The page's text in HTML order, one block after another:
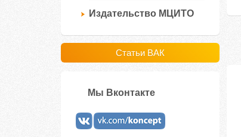
Издательство МЦИТО
Статьи ВАК
Мы Вконтакте